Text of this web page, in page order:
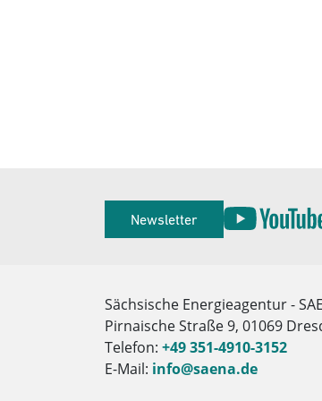
Newsletter
Herausgeber
Sächsische Energieagentur -
Pirnaische Straße 9, 01069
Telefon: +49 351-4910-3152
E-Mail: info@saena.de